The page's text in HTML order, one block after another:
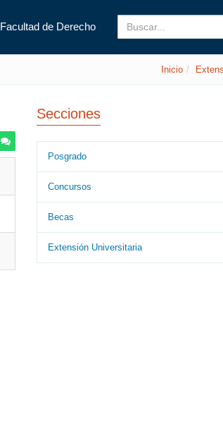
Facultad de Derecho
Inicio
Secciones
Posgrado
Concursos
Becas
Extensión Universitaria